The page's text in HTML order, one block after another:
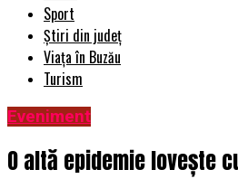
Sport
Știri din județ
Viața în Buzău
Turism
Eveniment
O altă epidemie lovește